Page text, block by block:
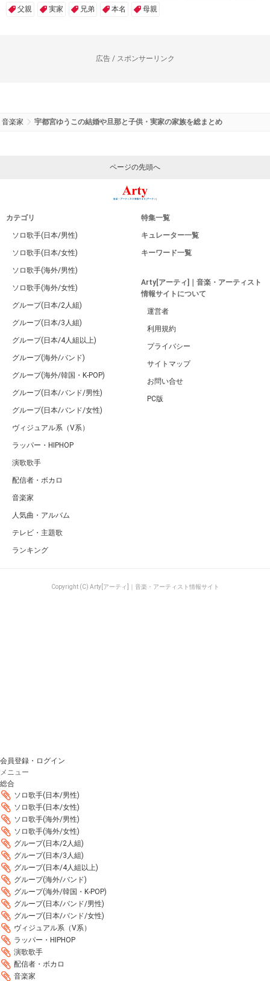
父親 実家 兄弟 本名 母親
広告 / スポンサーリンク
音楽家 宇都宮ゆうこの結婚や旦那と子供・実家の家族を総まとめ
ページの先頭へ
カテゴリ
ソロ歌手(日本/男性)
ソロ歌手(日本/女性)
ソロ歌手(海外/男性)
ソロ歌手(海外/女性)
グループ(日本/2人組)
グループ(日本/3人組)
グループ(日本/4人組以上)
グループ(海外/バンド)
グループ(海外/韓国・K-POP)
グループ(日本/バンド/男性)
グループ(日本/バンド/女性)
ヴィジュアル系（V系）
ラッパー・HIPHOP
演歌歌手
配信者・ボカロ
音楽家
人気曲・アルバム
テレビ・主題歌
ランキング
特集一覧
キュレーター一覧
キーワード一覧
Arty[アーティ]｜音楽・アーティスト
情報サイトについて
運営者
利用規約
プライバシー
サイトマップ
お問い合せ
PC版
Copyright (C) Arty[アーティ]｜音楽・アーティスト情報サイト
会員登録・ログイン
メニュー
総合
ソロ歌手(日本/男性)
ソロ歌手(日本/女性)
ソロ歌手(海外/男性)
ソロ歌手(海外/女性)
グループ(日本/2人組)
グループ(日本/3人組)
グループ(日本/4人組以上)
グループ(海外/バンド)
グループ(海外/韓国・K-POP)
グループ(日本/バンド/男性)
グループ(日本/バンド/女性)
ヴィジュアル系（V系）
ラッパー・HIPHOP
演歌歌手
配信者・ボカロ
音楽家